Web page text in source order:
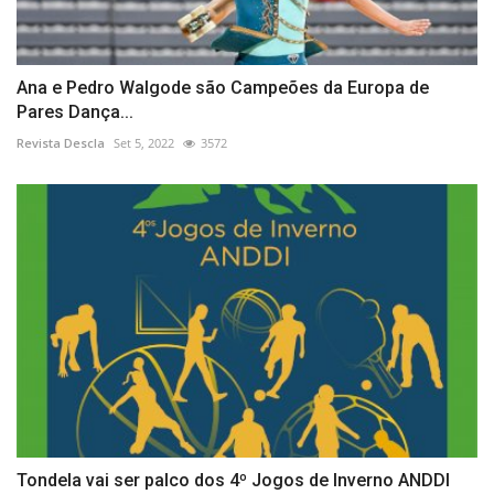
Ana e Pedro Walgode são Campeões da Europa de
Pares Dança...
Revista Descla Set 5, 2022 3572
Tondela vai ser palco dos 4º Jogos de Inverno ANDDI